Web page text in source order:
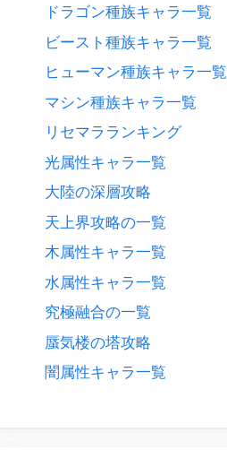
ドラゴン種族キャラ一覧
ビースト種族キャラ一覧
ヒューマン種族キャラ一覧
マシン種族キャラ一覧
リセマラランキング
光属性キャラ一覧
大陸の深層攻略
天上界攻略の一覧
木属性キャラ一覧
水属性キャラ一覧
究極融合の一覧
蜃気楼の塔攻略
闇属性キャラ一覧